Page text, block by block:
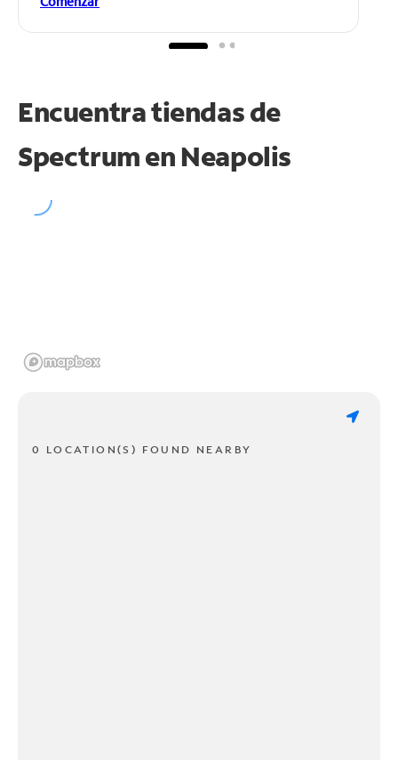
Encuentra tiendas de
Spectrum en Neapolis
0 LOCATION(S) FOUND NEARBY